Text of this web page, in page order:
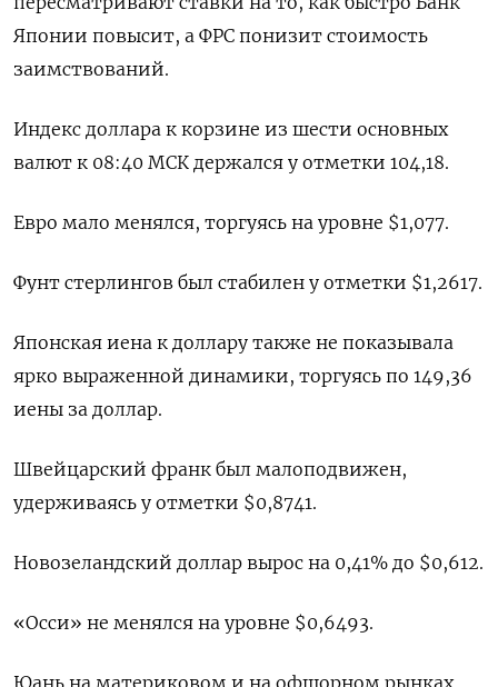
Японии повысит, а ФРС понизит стоимость
заимствований.
Индекс доллара к корзине из шести основных
валют к 08:40 МСК держался у отметки 104,18​.
Евро мало менялся, торгуясь на уровне $1,077​.
Фунт стерлингов был стабилен у отметки $1,2617​.
Японская иена к доллару также не показывала
ярко выраженной динамики, торгуясь по 149,36
иены за доллар.
Швейцарский франк был малоподвижен,
удерживаясь у отметки $0,8741​.
Новозеландский доллар вырос на 0,41% до $0,612​.
«Осси» не менялся на уровне $0,6493​.